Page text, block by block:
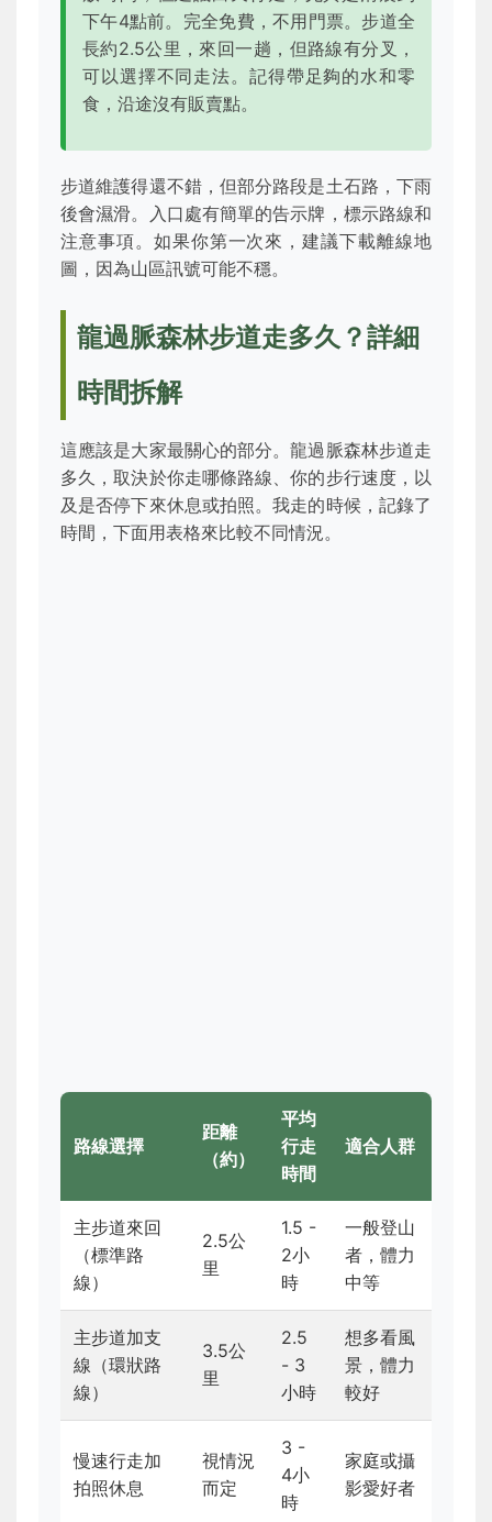
下午4點前。完全免費，不用門票。步道全
長約2.5公里，來回一趟，但路線有分叉，
可以選擇不同走法。記得帶足夠的水和零
食，沿途沒有販賣點。
步道維護得還不錯，但部分路段是土石路，下雨
後會濕滑。入口處有簡單的告示牌，標示路線和
注意事項。如果你第一次來，建議下載離線地
圖，因為山區訊號可能不穩。
龍過脈森林步道走多久？詳細
時間拆解
這應該是大家最關心的部分。龍過脈森林步道走
多久，取決於你走哪條路線、你的步行速度，以
及是否停下來休息或拍照。我走的時候，記錄了
時間，下面用表格來比較不同情況。
路線選擇
距離
（約）
平均
行走
時間
適合人群
主步道來回
（標準路
線）
2.5公
里
1.5 -
2小
時
一般登山
者，體力
中等
主步道加支
線（環狀路
線）
3.5公
里
2.5
- 3
小時
想多看風
景，體力
較好
慢速行走加
拍照休息
視情況
而定
3 -
4小
時
家庭或攝
影愛好者